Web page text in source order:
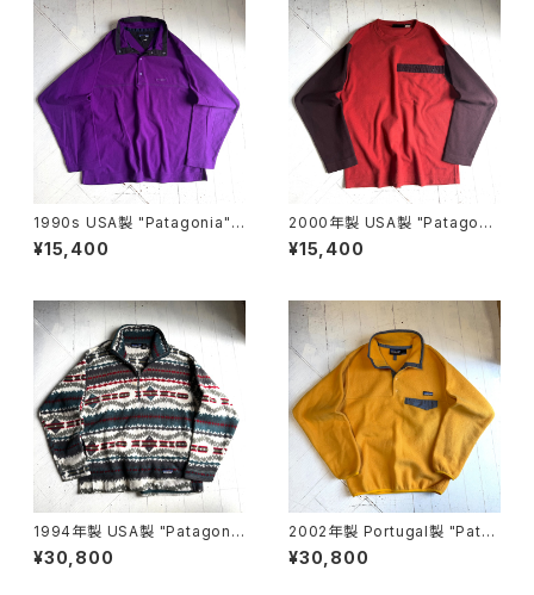
1990s USA製 "Patagonia"
MICRO D-LUXE pullover
¥15,400
2000年製 USA製 "Patagoni
a" Micro D luxe fleece pull
over
¥15,400
1994年製 USA製 "Patagoni
a" printed lightweight sync
hilla sweater
¥30,800
2002年製 Portugal製 "Pata
gonia" synchilla snap-T pu
llover
¥30,800